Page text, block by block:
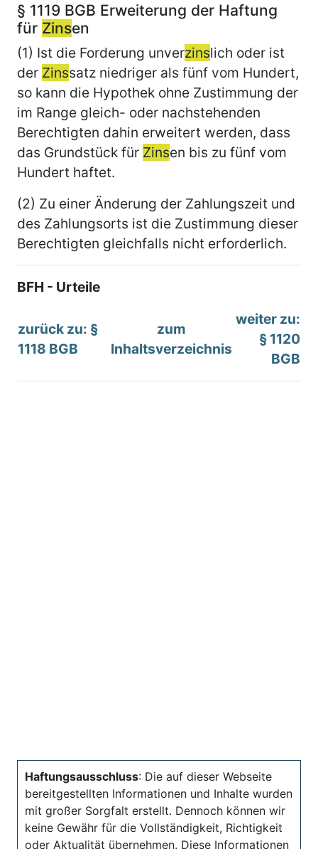
§ 1119 BGB Erweiterung der Haftung
für Zinsen
(1) Ist die Forderung unverzinslich oder ist
der Zinssatz niedriger als fünf vom Hundert,
so kann die Hypothek ohne Zustimmung der
im Range gleich- oder nachstehenden
Berechtigten dahin erweitert werden, dass
das Grundstück für Zinsen bis zu fünf vom
Hundert haftet.
(2) Zu einer Änderung der Zahlungszeit und
des Zahlungsorts ist die Zustimmung dieser
Berechtigten gleichfalls nicht erforderlich.
BFH - Urteile
zurück zu: §
1118 BGB
zum
Inhaltsverzeichnis
weiter zu:
§ 1120
BGB
Haftungsausschluss: Die auf dieser Webseite
bereitgestellten Informationen und Inhalte wurden
mit großer Sorgfalt erstellt. Dennoch können wir
keine Gewähr für die Vollständigkeit, Richtigkeit
oder Aktualität übernehmen. Diese Informationen